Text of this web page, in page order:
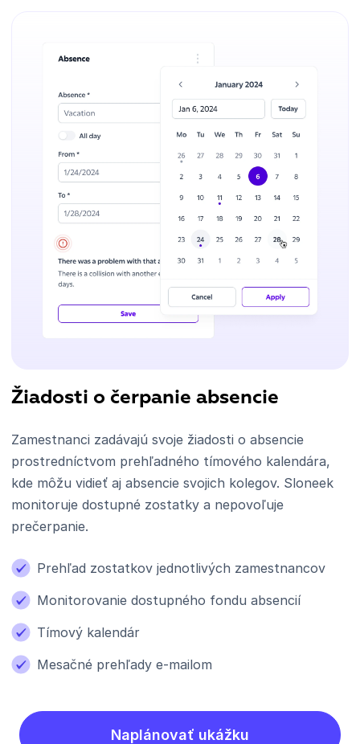
Žiadosti o čerpanie absencie
Zamestnanci zadávajú svoje žiadosti o absencie
prostredníctvom prehľadného tímového kalendára,
kde môžu vidieť aj absencie svojich kolegov. Sloneek
monitoruje dostupné zostatky a nepovoľuje
prečerpanie.
Prehľad zostatkov jednotlivých zamestnancov
Monitorovanie dostupného fondu absencií
Tímový kalendár
Mesačné prehľady e-mailom
Naplánovať ukážku